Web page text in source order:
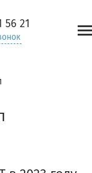
56 21